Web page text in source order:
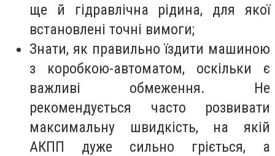
ще й гідравлічна рідина, для якої
встановлені точні вимоги;
Знати, як правильно їздити машиною
з коробкою-автоматом, оскільки є
важливі обмеження. Не
рекомендується часто розвивати
максимальну швидкість, на якій
АКПП дуже сильно гріється, а